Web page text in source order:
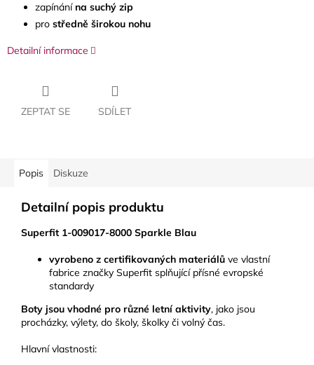
zapínání na suchý zip
pro středně širokou nohu
Detailní informace
ZEPTAT SE SDÍLET
Popis Diskuze
Detailní popis produktu
Superfit 1-009017-8000 Sparkle Blau
vyrobeno z certifikovaných materiálů ve vlastní
fabrice značky Superfit splňující přísné evropské
standardy
Boty jsou vhodné pro různé letní aktivity, jako jsou
procházky, výlety, do školy, školky či volný čas.
Hlavní vlastnosti: